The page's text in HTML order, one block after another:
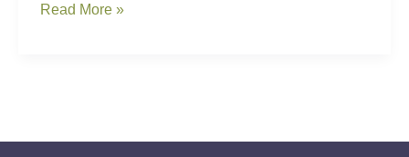
može
Read More »